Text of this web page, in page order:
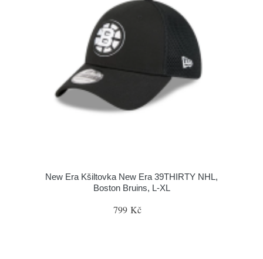
New Era Kšiltovka New Era 39THIRTY NHL,
Boston Bruins, L-XL
799 Kč